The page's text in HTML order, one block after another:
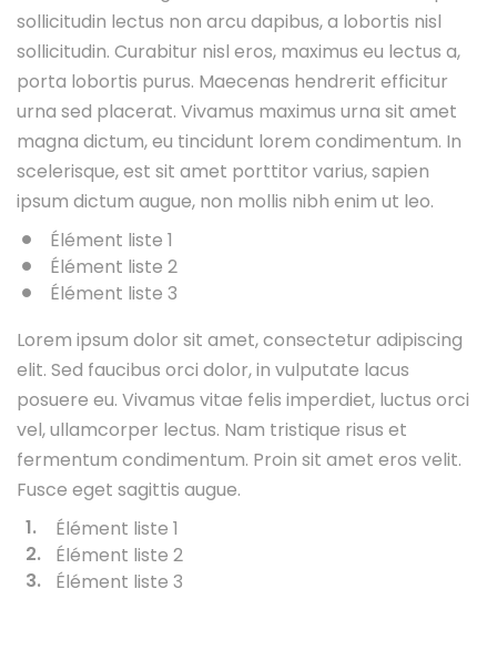
sollicitudin lectus non arcu dapibus, a lobortis nisl
sollicitudin. Curabitur nisl eros, maximus eu lectus a,
porta lobortis purus. Maecenas hendrerit efficitur
urna sed placerat. Vivamus maximus urna sit amet
magna dictum, eu tincidunt lorem condimentum. In
scelerisque, est sit amet porttitor varius, sapien
ipsum dictum augue, non mollis nibh enim ut leo.
Élément liste 1
Élément liste 2
Élément liste 3
Lorem ipsum dolor sit amet, consectetur adipiscing
elit. Sed faucibus orci dolor, in vulputate lacus
posuere eu. Vivamus vitae felis imperdiet, luctus orci
vel, ullamcorper lectus. Nam tristique risus et
fermentum condimentum. Proin sit amet eros velit.
Fusce eget sagittis augue.
Élément liste 1
Élément liste 2
Élément liste 3